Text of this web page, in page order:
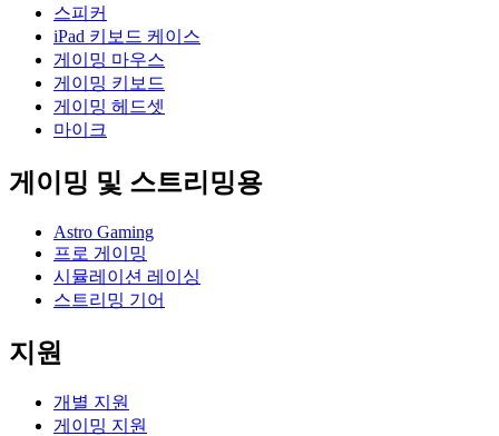
스피커
iPad 키보드 케이스
게이밍 마우스
게이밍 키보드
게이밍 헤드셋
마이크
게이밍 및 스트리밍용
Astro Gaming
프로 게이밍
시뮬레이션 레이싱
스트리밍 기어
지원
개별 지원
게이밍 지원